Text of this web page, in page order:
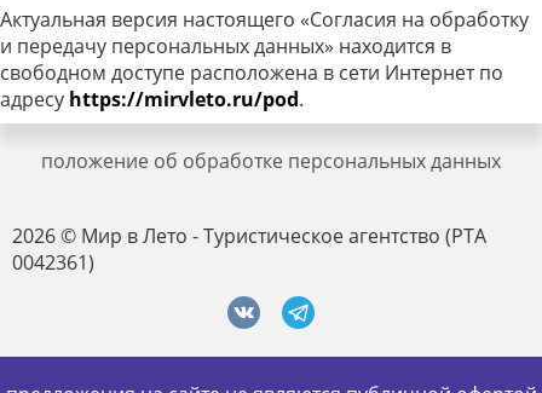
Актуальная версия настоящего «Согласия на обработку
и передачу персональных данных» находится в
свободном доступе расположена в сети Интернет по
адресу https://mirvleto.ru/pod.
положение об обработке персональных данных
2026 © Мир в Лето - Туристическое агентство (РТА
0042361)